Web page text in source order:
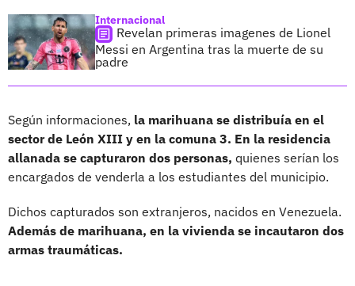
Internacional
Revelan primeras imagenes de Lionel
Messi en Argentina tras la muerte de su
padre
Según informaciones, la marihuana se distribuía en el
sector de León XIII y en la comuna 3. En la residencia
allanada se capturaron dos personas, quienes serían los
encargados de venderla a los estudiantes del municipio.
Dichos capturados son extranjeros, nacidos en Venezuela.
Además de marihuana, en la vivienda se incautaron dos
armas traumáticas.